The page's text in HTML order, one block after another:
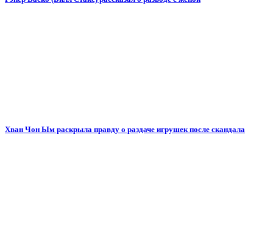
Хван Чон Ым раскрыла правду о раздаче игрушек после скандала